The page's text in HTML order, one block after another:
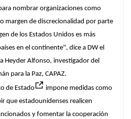
nombrar organizaciones como
margen de discrecionalidad por parte
de los Estados Unidos es más
en el continente", dice a DW el
Heyder Alfonso, investigador del
para la Paz, CAPAZ.
de Estado
impone medidas como
que estadounidenses realicen
y fomentar la cooperación